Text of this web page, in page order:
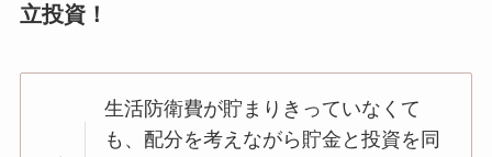
立投資！
生活防衛費が貯まりきっていなくて
も、配分を考えながら貯金と投資を同